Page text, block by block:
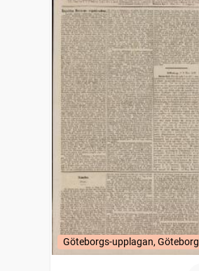
Göteborgs-upplagan, Göteborg